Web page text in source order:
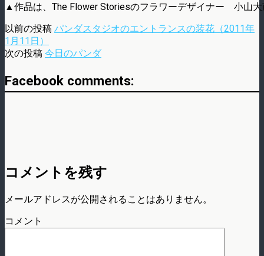
▲作品は、The Flower Storiesのフラワーデザイナー 小山大
以前の投稿 パンダスタジオのエントランスの装花（2011年
1月11日）
次の投稿 今日のパンダ
Facebook comments:
コメントを残す
メールアドレスが公開されることはありません。
コメント